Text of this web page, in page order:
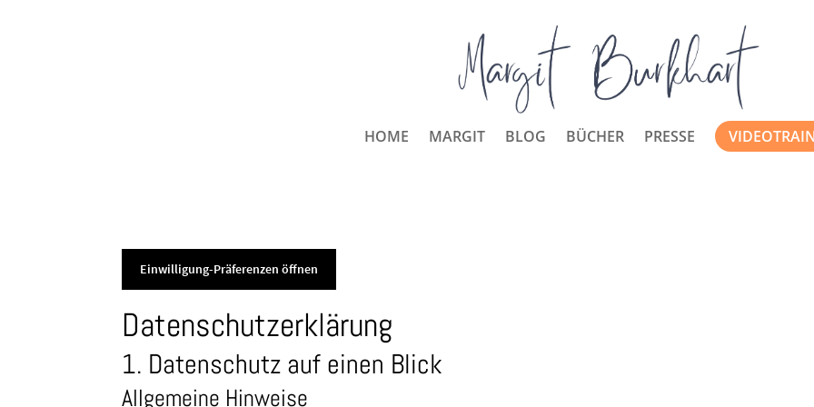
HOME MARGIT BLOG BÜCHER PRESSE
Einwilligung-Präferenzen öffnen
Datenschutz­erklärung
1. Datenschutz auf einen Blick
Allgemeine Hinweise